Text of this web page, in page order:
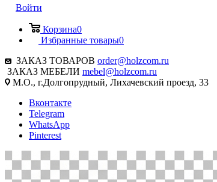
Войти
Корзина0
Избранные товары0
ЗАКАЗ ТОВАРОВ order@holzcom.ru
ЗАКАЗ МЕБЕЛИ mebel@holzcom.ru
М.О., г.Долгопрудный, Лихачевский проезд, 33
Вконтакте
Telegram
WhatsApp
Pinterest